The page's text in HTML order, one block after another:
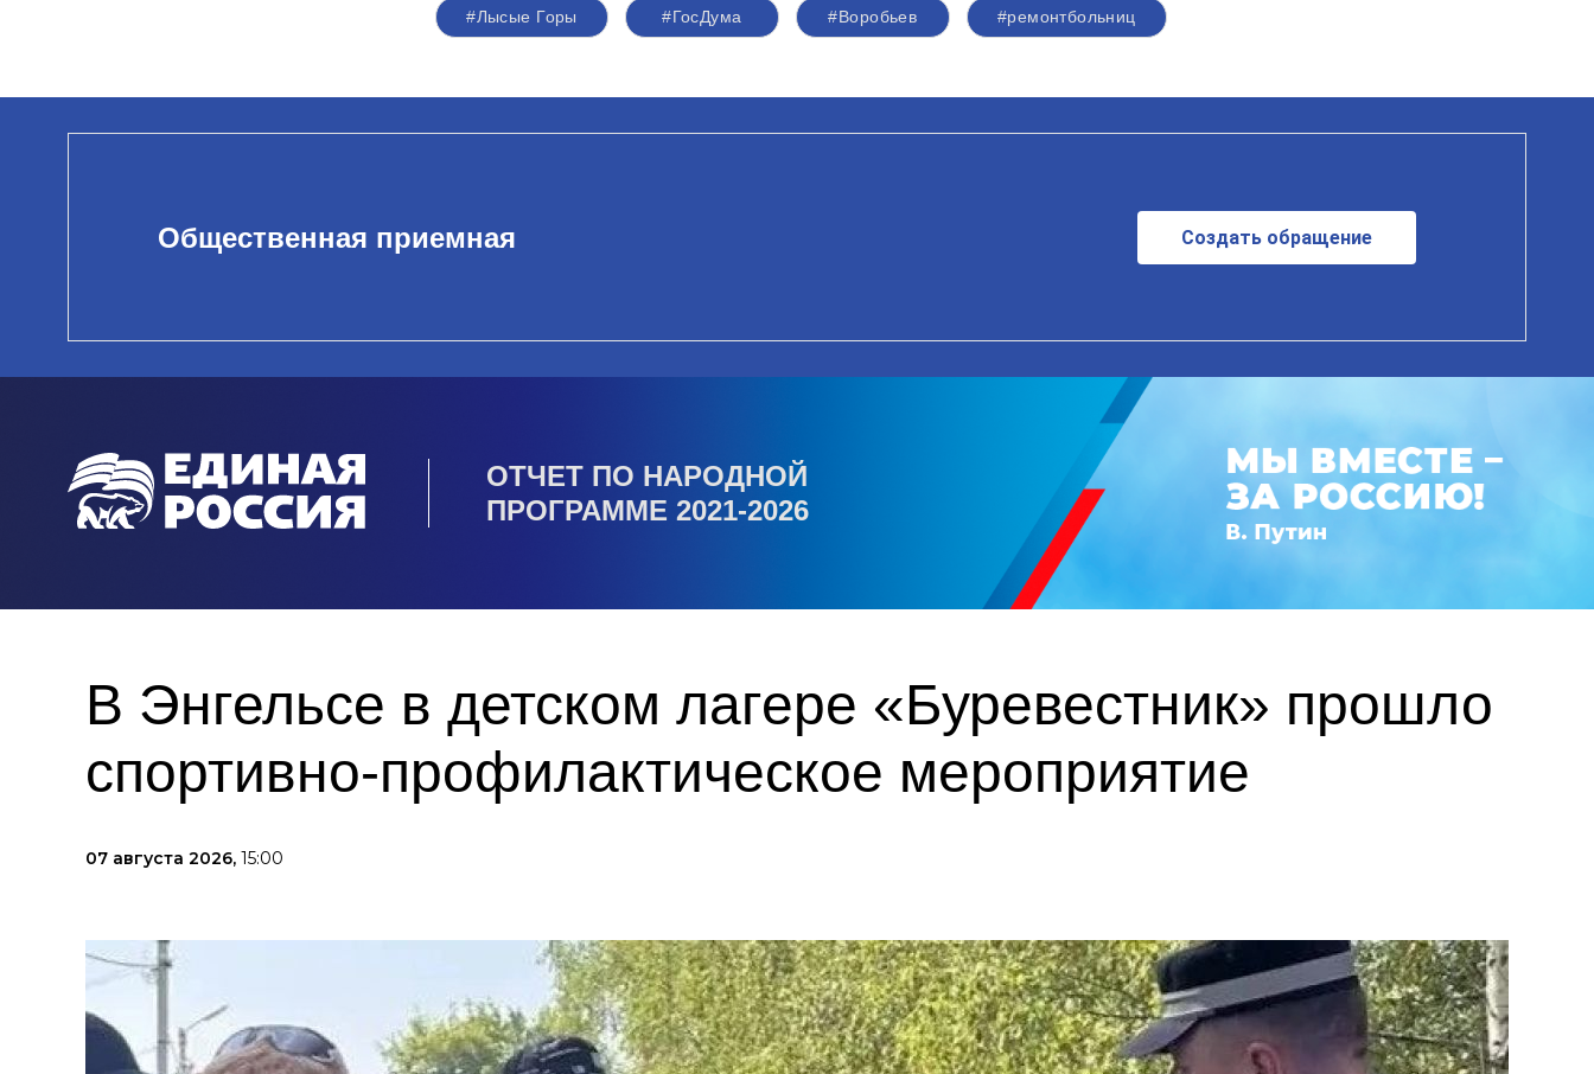
#Лысые Горы #ГосДума #Воробьев #ремонтбольниц
Общественная приемная Создать обращение
ОТЧЕТ ПО НАРОДНОЙ
ПРОГРАММЕ 2021-2026
В Энгельсе в детском лагере «Буревестник» прошло
спортивно-профилактическое мероприятие
07 августа 2026, 15:00